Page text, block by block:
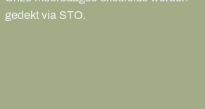
gedekt via STO.